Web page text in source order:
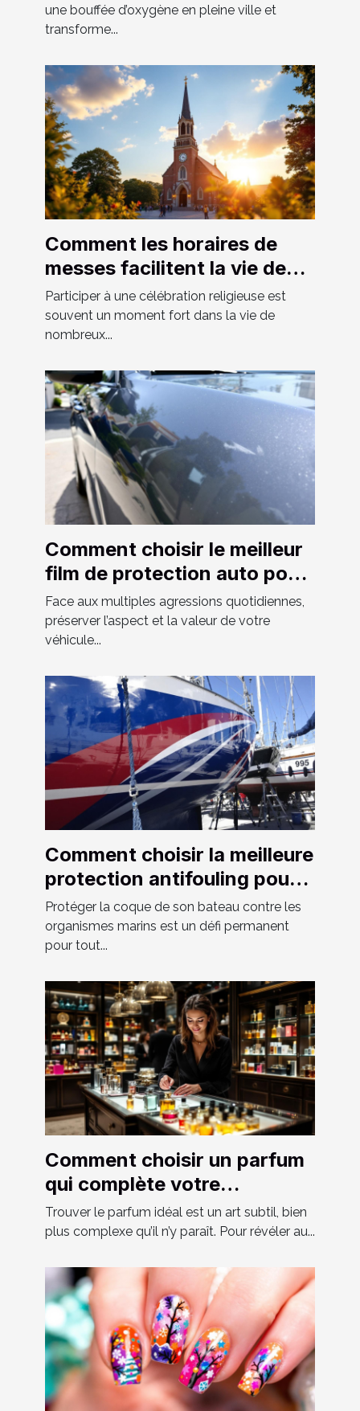
une bouffée d’oxygène en pleine ville et
transforme...
Comment les horaires de
messes facilitent la vie des
fidèles ?
Participer à une célébration religieuse est
souvent un moment fort dans la vie de
nombreux...
Comment choisir le meilleur
film de protection auto pour
votre véhicule ?
Face aux multiples agressions quotidiennes,
préserver l’aspect et la valeur de votre
véhicule...
Comment choisir la meilleure
protection antifouling pour
votre bateau ?
Protéger la coque de son bateau contre les
organismes marins est un défi permanent
pour tout...
Comment choisir un parfum
qui complète votre
personnalité?
Trouver le parfum idéal est un art subtil, bien
plus complexe qu’il n’y paraît. Pour révéler au...